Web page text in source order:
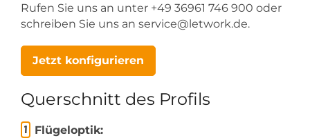
Rufen Sie uns an unter +49 36961 746 900 oder
schreiben Sie uns an service@letwork.de.
Jetzt konfigurieren
Querschnitt des Profils
Flügeloptik: